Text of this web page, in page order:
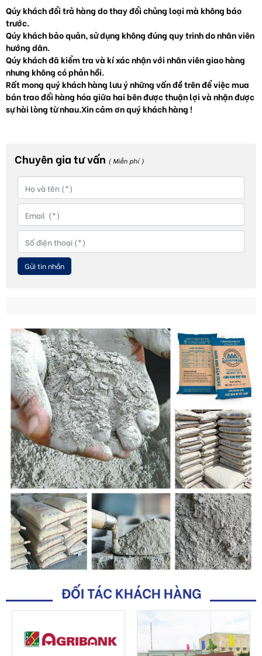
Qúy khách đổi trả hàng do thay đổi chủng loại mà không báo
trước.
Qúy khách bảo quản, sử dụng không đúng quy trinh do nhân viên
hướng dân.
Qúy khách đã kiểm tra và kí xác nhận với nhân viên giao hàng
nhưng không có phản hồi.
Rất mong quý khách hàng lưu ý những vấn đề trên để việc mua
bán trao đổi hàng hóa giữa hai bên được thuận lợi và nhận được
sự hài lòng từ nhau.Xin cảm ơn quý khách hàng !
Chuyên gia tư vấn ( Miễn phí )
Gửi tin nhắn
ĐỐI TÁC KHÁCH HÀNG